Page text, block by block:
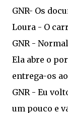
GNR- Os
Loura - O
GNR -
Ela abre o
entrega-os
GNR - Eu
um pouco e